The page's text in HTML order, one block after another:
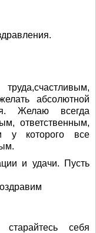
абсолютной
Желаю всегда
ответственным,
у которого все
и удачи. Пусть
себя